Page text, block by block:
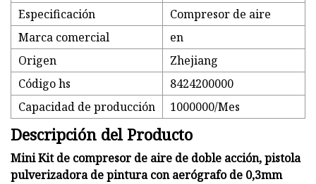
Especificación
Compresor de aire
Marca comercial
en
Origen
Zhejiang
Código hs
8424200000
Capacidad de producción
1000000/Mes
Descripción del Producto
Mini Kit de compresor de aire de doble acción, pistola
pulverizadora de pintura con aerógrafo de 0,3mm